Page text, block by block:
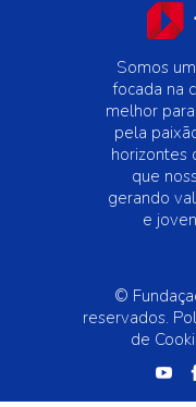
Somos
focada na
melhor
pela
horizontes
que
gerando
e
©
reservados.
de